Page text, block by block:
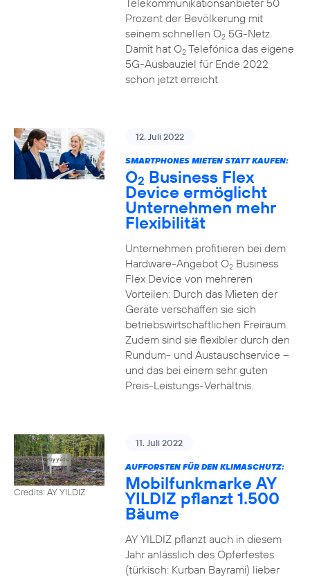
Telekommunikationsanbieter 50
Prozent der Bevölkerung mit
seinem schnellen O25G-Netz.
Damit hat O2Telefónica das eigene
5G-Ausbauziel für Ende 2022
schon jetzt erreicht.
12. Juli 2022
SMARTPHONES MIETEN STATT KAUFEN:
O2 Business Flex
Device ermöglicht
Unternehmen mehr
Flexibilität
Unternehmen profitieren bei dem
Hardware-Angebot O2Business
Flex Device von mehreren
Vorteilen: Durch das Mieten der
Geräte verschaffen sie sich
betriebswirtschaftlichen Freiraum.
Zudem sind sie flexibler durch den
Rundum- und Austauschservice –
und das bei einem sehr guten
Preis-Leistungs-Verhältnis.
Credits: AY YILDIZ
11. Juli 2022
AUFFORSTEN FÜR DEN KLIMASCHUTZ:
Mobilfunkmarke AY
YILDIZ pflanzt 1.500
Bäume
AY YILDIZ pflanzt auch in diesem
Jahr anlässlich des Opferfestes
(türkisch: Kurban Bayrami) lieber